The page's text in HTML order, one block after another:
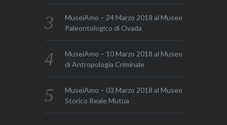
MuseiAmo – 24 Marzo 2018 al Museo
Paleontologico di Ovada
MuseiAmo – 10 Marzo 2018 al Museo
di Antropologia Criminale
MuseiAmo – 03 Marzo 2018 al Museo
Storico Reale Mutua